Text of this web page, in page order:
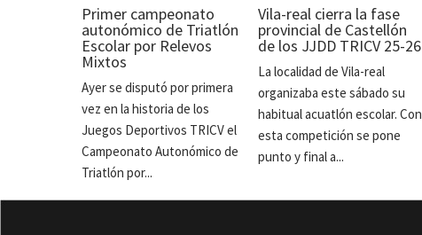
Primer campeonato
autonómico de Triatlón
Escolar por Relevos
Mixtos
Ayer se disputó por primera
vez en la historia de los
Juegos Deportivos TRICV el
Campeonato Autonómico de
Triatlón por...
Vila-real cierra la fase
provincial de Castellón
de los JJDD TRICV 25-26
La localidad de Vila-real
organizaba este sábado su
habitual acuatlón escolar. Con
esta competición se pone
punto y final a...